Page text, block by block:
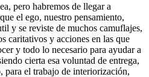
pero habremos de llegar a
el ego, nuestro pensamiento,
y se reviste de muchos camuflajes,
caritativos y acciones en las que
y todo lo necesario para ayudar a
cierta esa voluntad de entrega,
para el trabajo de interiorización,